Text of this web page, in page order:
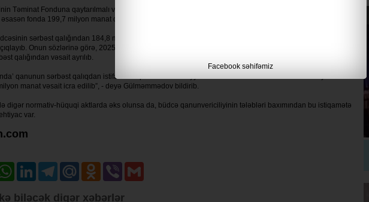
Təminat Fonduna qaytarılmalı vəsaitlərin icrasında ciddi geriqalma olduğunu qeyd edib. O bildirib ki,
fonda 199,7 milyon manat qaytarılmalı olsa da, bunun yalnız 10,7 faizi icra olunub.
sərbəst qalığından 184,8 milyon manat vəsaitin qanunvericilikdə nəzərdə tutulmayan istiqamət üzrə
Onun sözlərinə görə, 2025-ci ildə bir qurumun büdcədənkənar xərclərinin maliyyələşdirilməsi üçün
qalığından vəsait ayrılıb.
qanunun sərbəst qalıqdan istifadə istiqamətlərini müəyyən edən maddəsində nəzərdə tutulmayan bu
manat vəsait icra edilib”, - deyə Gülməmmədov bildirib.
digər normativ-hüquqi aktlarda əks olunsa da, büdcə qanunvericiliyinin tələbləri baxımından bu istiqamətə
var.
WhatsAppLinkedInTelegramMail.Ru Odnoklassniki
Viber
biləcək digər xəbərlər
Facebook səhifəmiz